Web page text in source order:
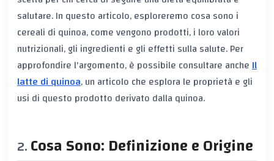
salutare. In questo articolo, esploreremo cosa sono i
cereali di quinoa, come vengono prodotti, i loro valori
nutrizionali, gli ingredienti e gli effetti sulla salute. Per
approfondire l'argomento, è possibile consultare ancheIl
latte di quinoa, un articolo che esplora le proprietà e gli
usi di questo prodotto derivato dalla quinoa.
Cosa Sono: Definizione e Origine